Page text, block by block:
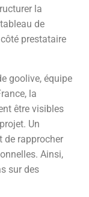
la
de
prestataire
goolive, équipe
la
être visibles
Un
de rapprocher
Ainsi,
sur des